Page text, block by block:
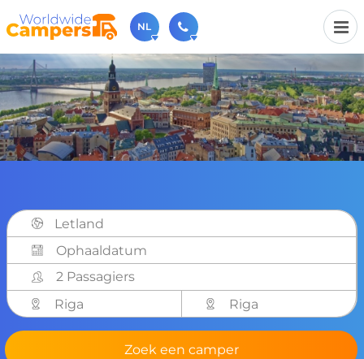
NL
030-6974964
Bel ons gerust (beschikbaar ma t/m vr van 9u tot 17u).
sales@worldwidecampers.com
Je kunt ons natuurlijk ook altijd een mailtje sturen.
Letland
2 Passagiers
Riga
Riga
Zoek een camper